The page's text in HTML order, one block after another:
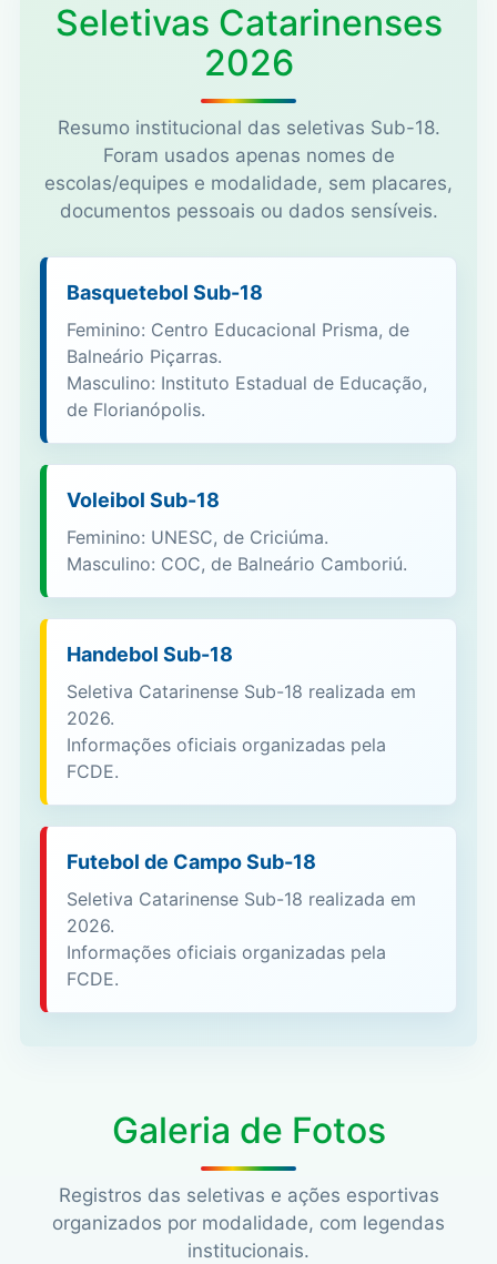
Seletivas Catarinenses
2026
Resumo institucional das seletivas Sub-18.
Foram usados apenas nomes de
escolas/equipes e modalidade, sem placares,
documentos pessoais ou dados sensíveis.
Basquetebol Sub-18
Feminino: Centro Educacional Prisma, de
Balneário Piçarras.
Masculino: Instituto Estadual de Educação,
de Florianópolis.
Voleibol Sub-18
Feminino: UNESC, de Criciúma.
Masculino: COC, de Balneário Camboriú.
Handebol Sub-18
Seletiva Catarinense Sub-18 realizada em
2026.
Informações oficiais organizadas pela
FCDE.
Futebol de Campo Sub-18
Seletiva Catarinense Sub-18 realizada em
2026.
Informações oficiais organizadas pela
FCDE.
Galeria de Fotos
Registros das seletivas e ações esportivas
organizados por modalidade, com legendas
institucionais.